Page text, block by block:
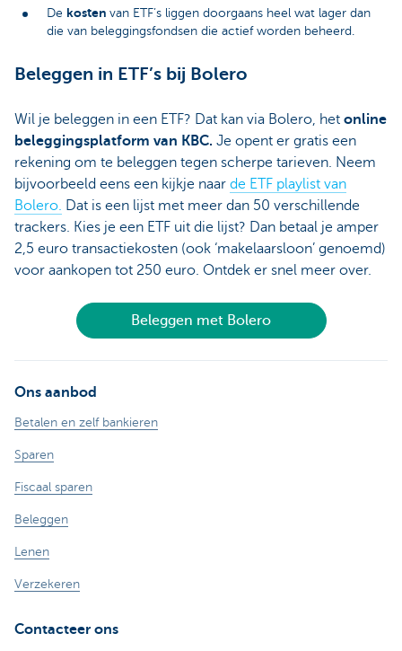
De kosten van ETF’s liggen doorgaans heel wat lager dan
die van beleggingsfondsen die actief worden beheerd.
Beleggen in ETF’s bij Bolero
Wil je beleggen in een ETF? Dat kan via Bolero, het online
beleggingsplatform van KBC. Je opent er gratis een
rekening om te beleggen tegen scherpe tarieven. Neem
bijvoorbeeld eens een kijkje naar de ETF playlist van
Bolero. Dat is een lijst met meer dan 50 verschillende
trackers. Kies je een ETF uit die lijst? Dan betaal je amper
2,5 euro transactiekosten (ook ‘makelaarsloon’ genoemd)
voor aankopen tot 250 euro. Ontdek er snel meer over.
Beleggen met Bolero
Ons aanbod
Betalen en zelf bankieren
Sparen
Fiscaal sparen
Beleggen
Lenen
Verzekeren
Contacteer ons